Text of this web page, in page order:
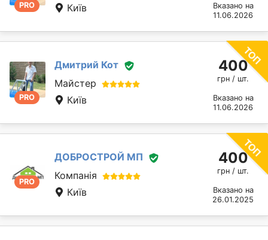
PRO
Київ
Вказано на
11.06.2026
PRO
Дмитрий Кот
Майстер
Київ
400
грн / шт.
Вказано на
11.06.2026
PRO
ДОБРОСТРОЙ МП
Компанія
Київ
400
грн / шт.
Вказано на
26.01.2025